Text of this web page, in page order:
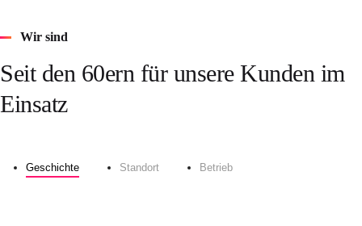
Wir sind
Seit den 60ern für unsere Kunden im
Einsatz
Geschichte Standort Betrieb